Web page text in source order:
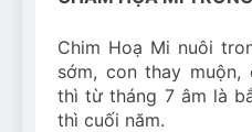
Chim Hoạ Mi nuôi
sớm, con thay
thì từ tháng 7 âm là
thì cuối năm.